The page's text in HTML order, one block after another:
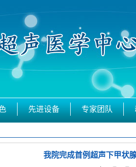
先进设备 专家团队
我院完成首例超声下甲状